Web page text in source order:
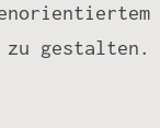
gestalten.